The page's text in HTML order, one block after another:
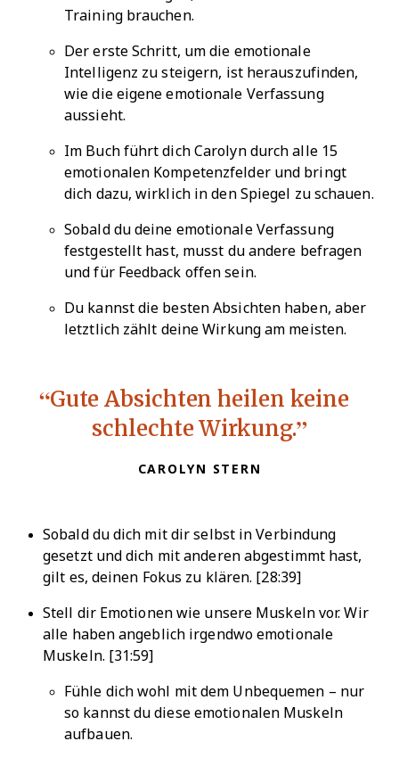
Training brauchen.
Der erste Schritt, um die emotionale
Intelligenz zu steigern, ist herauszufinden,
wie die eigene emotionale Verfassung
aussieht.
Im Buch führt dich Carolyn durch alle 15
emotionalen Kompetenzfelder und bringt
dich dazu, wirklich in den Spiegel zu schauen.
Sobald du deine emotionale Verfassung
festgestellt hast, musst du andere befragen
und für Feedback offen sein.
Du kannst die besten Absichten haben, aber
letztlich zählt deine Wirkung am meisten.
Gute Absichten heilen keine
schlechte Wirkung.
CAROLYN STERN
Sobald du dich mit dir selbst in Verbindung
gesetzt und dich mit anderen abgestimmt hast,
gilt es, deinen Fokus zu klären. [28:39]
Stell dir Emotionen wie unsere Muskeln vor. Wir
alle haben angeblich irgendwo emotionale
Muskeln. [31:59]
Fühle dich wohl mit dem Unbequemen – nur
so kannst du diese emotionalen Muskeln
aufbauen.